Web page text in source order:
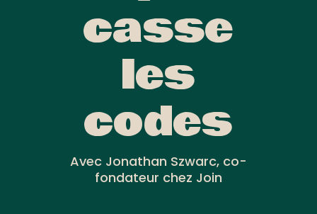
casse
les
codes
Avec Jonathan Szwarc, co-
fondateur chez Join